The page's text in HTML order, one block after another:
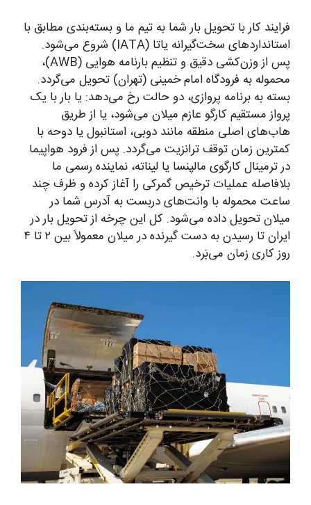
فرایند کار با تحویل بار شما به تیم ما و بسته‌بندی مطابق با
استانداردهای سخت‌گیرانه یاتا (IATA) شروع می‌شود.
پس از وزن‌کشی دقیق و تنظیم بارنامه هوایی (AWB)،
محموله به فرودگاه امام خمینی (تهران) تحویل می‌گردد.
بسته به برنامه پروازی، دو حالت رخ می‌دهد: یا بار با یک
پرواز مستقیم کارگو عازم میلان می‌شود، یا از طریق
هاب‌های اصلی منطقه مانند دوبی، استانبول یا دوحه با
کمترین زمان توقف ترانزیت می‌گردد. پس از فرود هواپیما
در ترمینال کارگوی مالپنسا یا لیناته، نماینده رسمی ما
بلافاصله عملیات ترخیص گمرکی را آغاز کرده و ظرف چند
ساعت محموله با وانت‌های دربست به آدرس شما در
میلان تحویل داده می‌شود. کل این چرخه از تحویل بار در
ایران تا رسیدن به دست گیرنده در میلان معمولاً بین ۲ تا ۴
روز کاری زمان می‌بَرد.